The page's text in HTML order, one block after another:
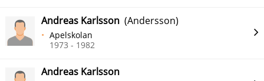
Andreas Karlsson (Andersson)
Apelskolan
1973 - 1982
Andreas Karlsson